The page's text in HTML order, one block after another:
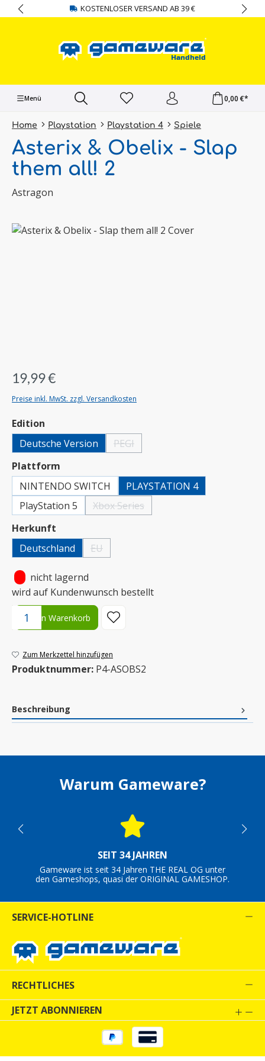
springen KOSTENLOSER VERSAND AB 39 €
Menü 0,00 €*
Home Playstation Playstation 4 Spiele
Asterix & Obelix - Slap
them all! 2
Astragon
Bildergalerie überspringen
19,99 €
Preise inkl. MwSt. zzgl. Versandkosten
Edition
Deutsche Version
PEGI(Diese Option ist zurzeit nicht verfügbar.)
Plattform
NINTENDO SWITCH
PLAYSTATION 4
PlayStation 5
Xbox Series(Diese Option ist zurzeit nicht verfügbar.)
Herkunft
Deutschland
EU(Diese Option ist zurzeit nicht verfügbar.)
nicht lagernd
wird auf Kundenwunsch bestellt
Produkt Anzahl: Gib den gewünschten Wert ein oder benutze
In den Warenkorb
Zum Merkzettel hinzufügen
Produktnummer: P4-ASOBS2
Beschreibung
Warum Gameware?
SEIT 34 JAHREN
Gameware ist seit 34 Jahren THE REAL OG unter
den Gameshops, quasi der ORIGINAL GAMESHOP.
SERVICE-HOTLINE
RECHTLICHES
JETZT ABONNIEREN